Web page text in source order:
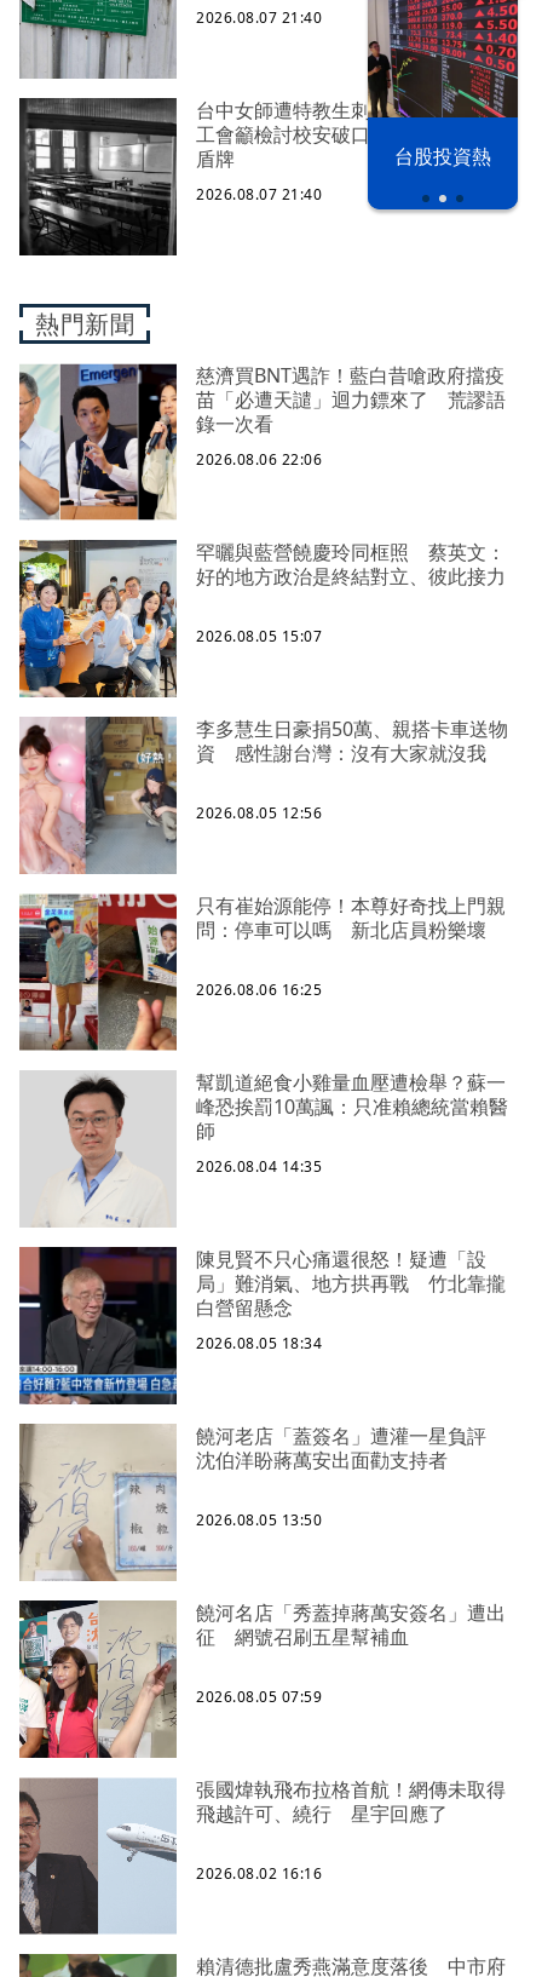
台股投資熱
2026.08.07 21:40
台中女師遭特教生刺傷右眼恐失明
工會籲檢討校安破口：老師不是肉身
盾牌
2026.08.07 21:40
熱門新聞
慈濟買BNT遇詐！藍白昔嗆政府擋疫
苗「必遭天譴」迴力鏢來了 荒謬語
錄一次看
2026.08.06 22:06
罕曬與藍營饒慶玲同框照 蔡英文：
好的地方政治是終結對立、彼此接力
2026.08.05 15:07
李多慧生日豪捐50萬、親搭卡車送物
資 感性謝台灣：沒有大家就沒我
2026.08.05 12:56
只有崔始源能停！本尊好奇找上門親
問：停車可以嗎 新北店員粉樂壞
2026.08.06 16:25
幫凱道絕食小雞量血壓遭檢舉？蘇一
峰恐挨罰10萬諷：只准賴總統當賴醫
師
2026.08.04 14:35
陳見賢不只心痛還很怒！疑遭「設
局」難消氣、地方拱再戰 竹北靠攏
白營留懸念
2026.08.05 18:34
饒河老店「蓋簽名」遭灌一星負評
沈伯洋盼蔣萬安出面勸支持者
2026.08.05 13:50
饒河名店「秀蓋掉蔣萬安簽名」遭出
征 網號召刷五星幫補血
2026.08.05 07:59
張國煒執飛布拉格首航！網傳未取得
飛越許可、繞行 星宇回應了
2026.08.02 16:16
賴清德批盧秀燕滿意度落後 中市府